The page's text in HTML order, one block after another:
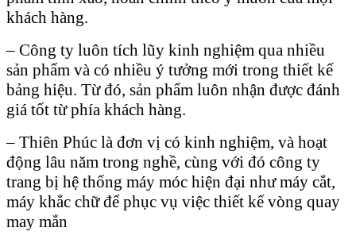
khách hàng.
– Công ty luôn tích lũy kinh nghiệm qua nhiều
sản phẩm và có nhiều ý tưởng mới trong thiết kế
bảng hiệu. Từ đó, sản phẩm luôn nhận được đánh
giá tốt từ phía khách hàng.
– Thiên Phúc là đơn vị có kinh nghiệm, và hoạt
động lâu năm trong nghề, cùng với đó công ty
trang bị hệ thống máy móc hiện đại như máy cắt,
máy khắc chữ để phục vụ việc thiết kế vòng quay
may mắn